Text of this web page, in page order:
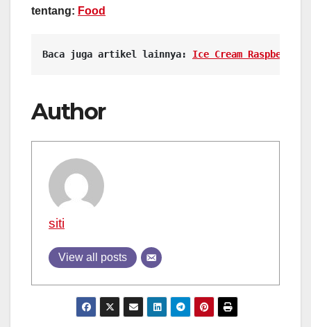
tentang: Food
Baca juga artikel lainnya: Ice Cream Raspberry
Author
siti
View all posts